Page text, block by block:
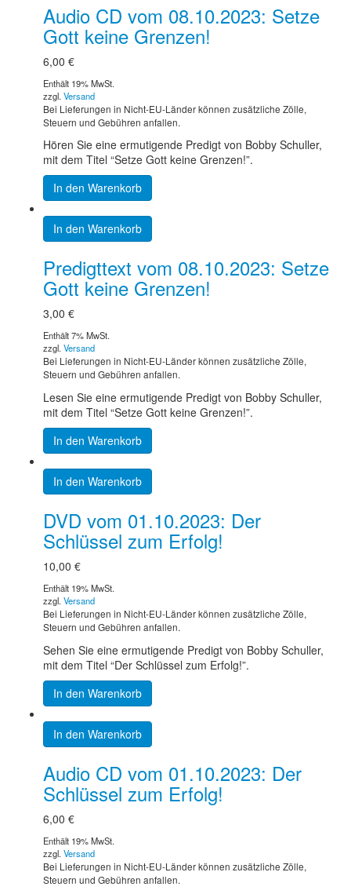
Audio CD vom 08.10.2023: Setze
Gott keine Grenzen!
6,00 €
Enthält 19% MwSt.
zzgl. Versand
Bei Lieferungen in Nicht-EU-Länder können zusätzliche Zölle,
Steuern und Gebühren anfallen.
Hören Sie eine ermutigende Predigt von Bobby Schuller,
mit dem Titel “Setze Gott keine Grenzen!”.
In den Warenkorb
In den Warenkorb
Predigttext vom 08.10.2023: Setze
Gott keine Grenzen!
3,00 €
Enthält 7% MwSt.
zzgl.Versand
Bei Lieferungen in Nicht-EU-Länder können zusätzliche Zölle,
Steuern und Gebühren anfallen.
Lesen Sie eine ermutigende Predigt von Bobby Schuller,
mit dem Titel “Setze Gott keine Grenzen!”.
In den Warenkorb
In den Warenkorb
DVD vom 01.10.2023: Der
Schlüssel zum Erfolg!
10,00 €
Enthält 19% MwSt.
zzgl.Versand
Bei Lieferungen in Nicht-EU-Länder können zusätzliche Zölle,
Steuern und Gebühren anfallen.
Sehen Sie eine ermutigende Predigt von Bobby Schuller,
mit dem Titel “Der Schlüssel zum Erfolg!”.
In den Warenkorb
In den Warenkorb
Audio CD vom 01.10.2023: Der
Schlüssel zum Erfolg!
6,00 €
Enthält 19% MwSt.
zzgl.Versand
Bei Lieferungen in Nicht-EU-Länder können zusätzliche Zölle,
Steuern und Gebühren anfallen.